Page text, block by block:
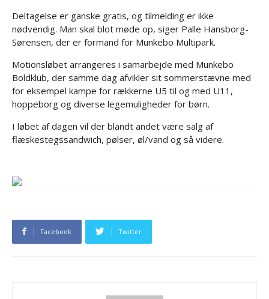
Deltagelse er ganske gratis, og tilmelding er ikke
nødvendig. Man skal blot møde op, siger Palle Hansborg-
Sørensen, der er formand for Munkebo Multipark.
Motionsløbet arrangeres i samarbejde med Munkebo
Boldklub, der samme dag afvikler sit sommerstævne med
for eksempel kampe for rækkerne U5 til og med U11,
hoppeborg og diverse legemuligheder for børn.
I løbet af dagen vil der blandt andet være salg af
flæskestegssandwich, pølser, øl/vand og så videre.
Facebook Twitter